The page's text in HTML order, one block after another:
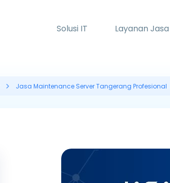
Solusi IT Layanan Jasa
Jasa Maintenance Server Tangerang Profesional